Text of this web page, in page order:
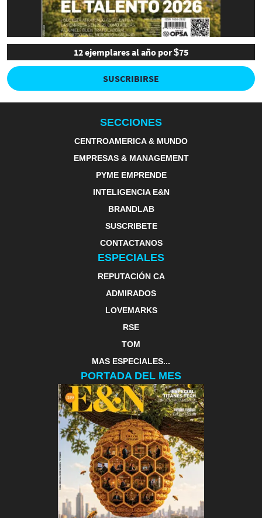
12 ejemplares al año por $75
SUSCRIBIRSE
SECCIONES
CENTROAMERICA & MUNDO
EMPRESAS & MANAGEMENT
PYME EMPRENDE
INTELIGENCIA E&N
BRANDLAB
SUSCRIBETE
CONTACTANOS
ESPECIALES
REPUTACIÓN CA
ADMIRADOS
LOVEMARKS
RSE
TOM
MAS ESPECIALES...
PORTADA DEL MES